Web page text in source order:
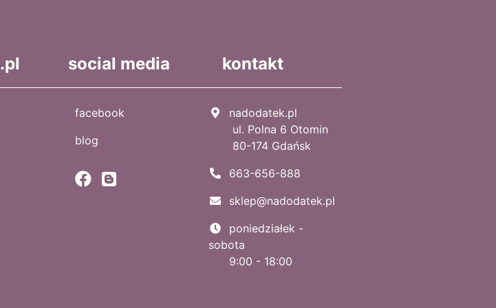
social media
facebook
blog
kontakt
nadodatek.pl
ul. Polna 6 Otomin
80-174 Gdańsk
663-656-888
sklep@nadodatek.pl
poniedziałek -
sobota
9:00 - 18:00